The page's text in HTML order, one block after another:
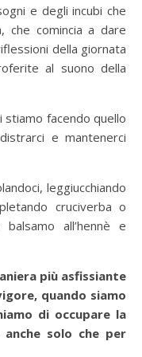
e degli incubi che
che comincia a dare
della giornata
al suono della
facendo quello
e mantenerci
leggiucchiando
cruciverba o
all’hennè e
più asfissiante
quando siamo
di occupare la
solo che per